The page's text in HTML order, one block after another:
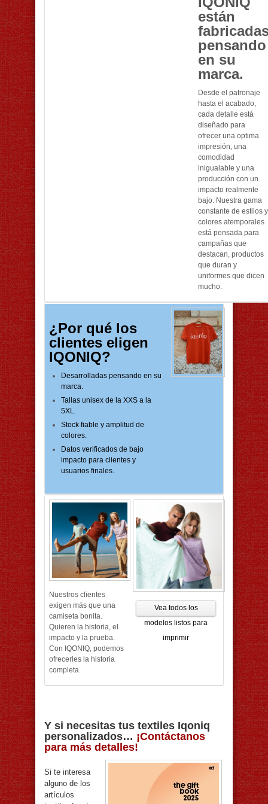
están
pensando
en su
marca.
Desde el patronaje
hasta el acabado,
cada detalle está
diseñado para
ofrecer una optima
impresión, una
comodidad
inigualable y una
producción con un
impacto realmente
bajo. Nuestra gama
constante de estilos y
colores atemporales
está pensada para
campañas que
destacan, productos
que duran y
uniformes que dicen
mucho.
¿Por qué los
clientes eligen
IQONIQ?
Desarrolladas pensando en su
marca.
Tallas unisex de la XXS a la
5XL.
Stock fiable y amplitud de
colores.
Datos verificados de bajo
impacto para clientes y
usuarios finales.
Nuestros clientes
exigen más que una
camiseta bonita.
Quieren la historia, el
impacto y la prueba.
Con IQONIQ, podemos
ofrecerles la historia
completa.
Vea todos los
modelos listos para
imprimir
Y si necesitas tus textiles Iqoniq
personalizados… ¡Contáctanos
para más detalles!
Si te interesa
alguno de los
artículos